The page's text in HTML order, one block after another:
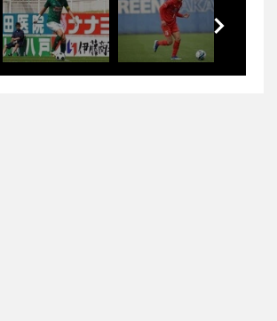
前
へ